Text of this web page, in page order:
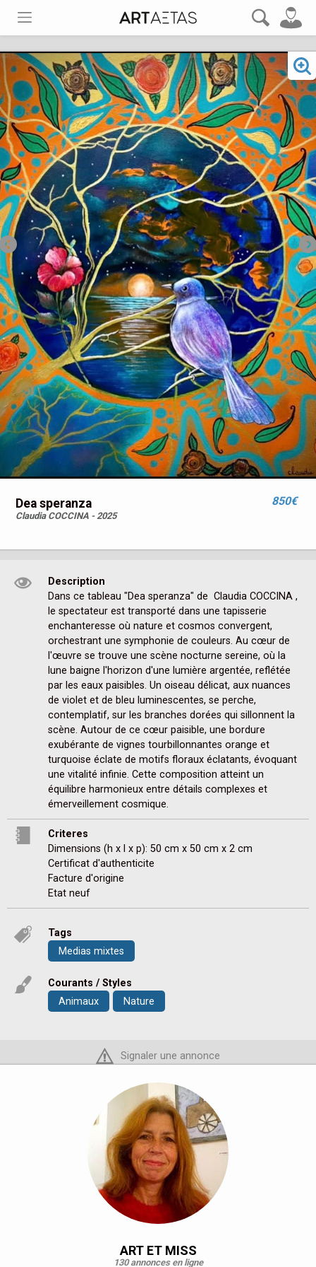
Dea speranza
Claudia COCCINA - 2025
850€
Description
Dans ce tableau "Dea speranza" de  Claudia COCCINA ,
le spectateur est transporté dans une tapisserie
enchanteresse où nature et cosmos convergent,
orchestrant une symphonie de couleurs. Au cœur de
l'œuvre se trouve une scène nocturne sereine, où la
lune baigne l'horizon d'une lumière argentée, reflétée
par les eaux paisibles. Un oiseau délicat, aux nuances
de violet et de bleu luminescentes, se perche,
contemplatif, sur les branches dorées qui sillonnent la
scène. Autour de ce cœur paisible, une bordure
exubérante de vignes tourbillonnantes orange et
turquoise éclate de motifs floraux éclatants, évoquant
une vitalité infinie. Cette composition atteint un
équilibre harmonieux entre détails complexes et
émerveillement cosmique.
Criteres
Dimensions (h x l x p): 50 cm x 50 cm x 2 cm
Certificat d'authenticite
Facture d'origine
Etat neuf
Tags
Medias mixtes
Courants / Styles
Animaux
Nature
Signaler une annonce
ART ET MISS
130 annonces en ligne